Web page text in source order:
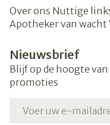
Over ons Nuttige
Apotheker van wacht
Nieuwsbrief
Blijf op de hoogte
promoties